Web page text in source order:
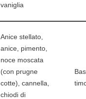
vaniglia
Anice stellato,
anice, pimento,
noce moscata
(con prugne
cotte), cannella,
chiodi di